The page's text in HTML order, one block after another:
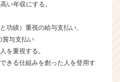
い年収にする。
功績）重視の給与支払い、
与支払い
を重視する。
きる仕組みを創った人を登用す